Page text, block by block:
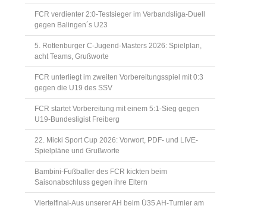
FCR verdienter 2:0-Testsieger im Verbandsliga-Duell
gegen Balingen´s U23
5. Rottenburger C-Jugend-Masters 2026: Spielplan,
acht Teams, Grußworte
FCR unterliegt im zweiten Vorbereitungsspiel mit 0:3
gegen die U19 des SSV
FCR startet Vorbereitung mit einem 5:1-Sieg gegen
U19-Bundesligist Freiberg
22. Micki Sport Cup 2026: Vorwort, PDF- und LIVE-
Spielpläne und Grußworte
Bambini-Fußballer des FCR kickten beim
Saisonabschluss gegen ihre Eltern
Viertelfinal-Aus unserer AH beim Ü35 AH-Turnier am